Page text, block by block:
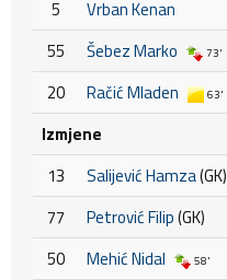
5
Vrban Kenan
55
Šebez Marko 73'
20 Račić Mladen 63'
Izmjene
13
Salijević Hamza(GK)
77
Petrović Filip(GK)
50
Mehić Nidal 58'